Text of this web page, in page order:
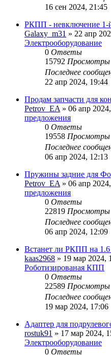
16 сен 2024, 21:45
РКПП - невключение 1-
Galaxy_m31 » 22 апр
Электрооборудование
0 Ответы
15792 Просмотры
Последнее
22 апр 2024, 19:44
Продам запчасти для
Petrov_EA » 06 апр
предложения
0 Ответы
19558 Просмотры
Последнее
06 апр 2024, 12:13
Пружины задние для
Petrov_EA » 06 апр
предложения
0 Ответы
22819 Просмотры
Последнее
06 апр 2024, 12:09
Встанет ли РКПП на 1.6
kaas2968 » 19 мар 2024,
Роботизированая КПП
0 Ответы
22589 Просмотры
Последнее
19 мар 2024, 17:06
Адаптер для
rostuk91 » 17 мар 2024,
Электрооборудование
0 Ответы